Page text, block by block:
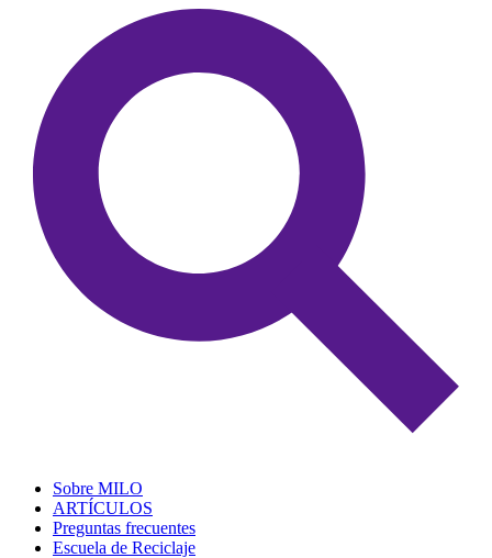
Sobre MILO
ARTÍCULOS
Preguntas frecuentes
Escuela de Reciclaje